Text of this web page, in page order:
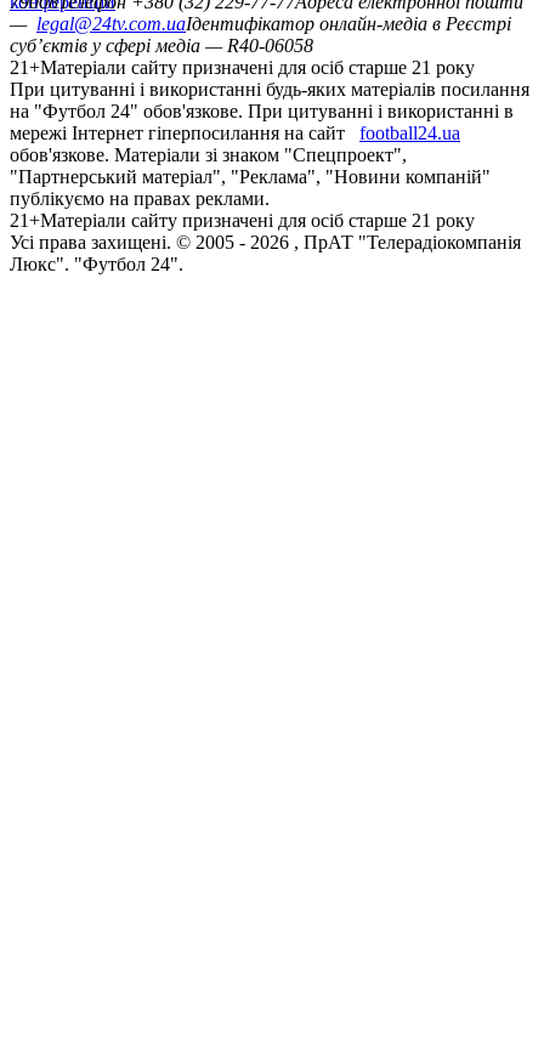
— legal@24tv.com.uaІдентифікатор онлайн-медіа в Реєстрі
суб’єктів у сфері медіа — R40-06058
21+Матеріали сайту призначені для осіб старше 21 року
При цитуванні і використанні будь-яких матеріалів посилання
на "Футбол 24" обов'язкове. При цитуванні і використанні в
мережі Інтернет гіперпосилання на сайт
football24.ua
обов'язкове. Матеріали зі знаком "Спецпроект",
"Партнерський матеріал", "Реклама", "Новини компаній"
публікуємо на правах реклами.
21+Матеріали сайту призначені для осіб старше 21 року
Усi права захищенi. © 2005 - 2026 , ПрАТ "Телерадіокомпанія
Люкс". "Футбол 24".